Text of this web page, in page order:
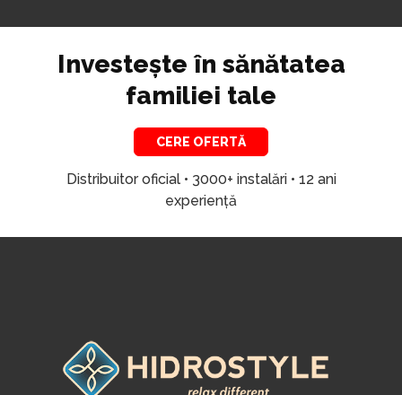
Investește în sănătatea
familiei tale
CERE OFERTĂ
Distribuitor oficial • 3000+ instalări • 12 ani
experiență